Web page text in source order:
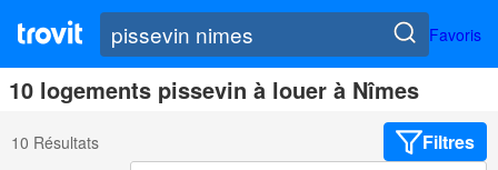
Favoris
10 logements pissevin à louer à Nîmes
10 Résultats Filtres